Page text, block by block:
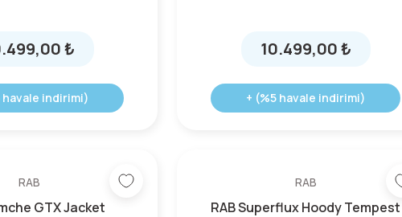
₺
havale indirimi)
10.499,00 ₺
+ (%5 havale indirimi)
RAB
GTX Jacket
RAB
RAB Superflux Hoody Tempest